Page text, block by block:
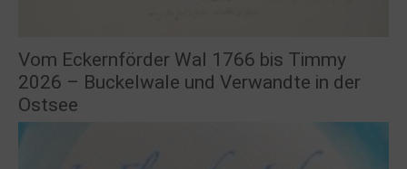
Vom Eckernförder Wal 1766 bis Timmy
2026 – Buckelwale und Verwandte in der
Ostsee